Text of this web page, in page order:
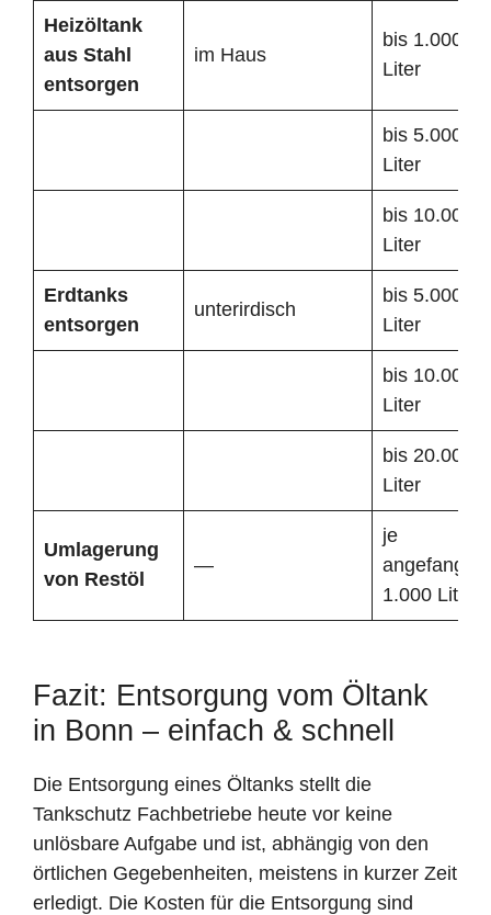
Heizöltank
aus Stahl
entsorgen
im Haus
bis 1.000
Liter
bis 5.000
Liter
bis 10.000
Liter
Erdtanks
entsorgen
unterirdisch
bis 5.000
Liter
bis 10.000
Liter
bis 20.000
Liter
Umlagerung
von Restöl
—
je
1.000 Liter
Fazit: Entsorgung vom Öltank
in Bonn – einfach & schnell
Die Entsorgung eines Öltanks stellt die
Tankschutz Fachbetriebe heute vor keine
unlösbare Aufgabe und ist, abhängig von den
örtlichen Gegebenheiten, meistens in kurzer Zeit
erledigt. Die Kosten für die Entsorgung sind